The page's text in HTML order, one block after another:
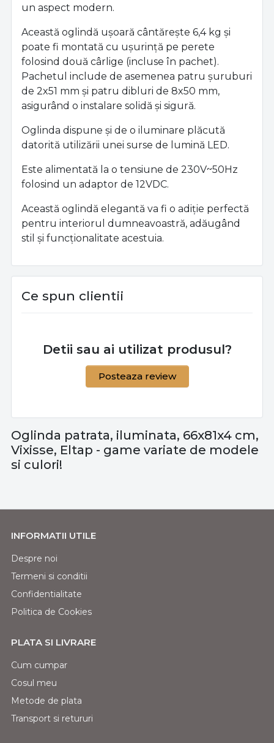
un aspect modern.
Această oglindă ușoară cântărește 6,4 kg și
poate fi montată cu ușurință pe perete
folosind două cârlige (incluse în pachet).
Pachetul include de asemenea patru șuruburi
de 2x51 mm și patru dibluri de 8x50 mm,
asigurând o instalare solidă și sigură.
Oglinda dispune și de o iluminare plăcută
datorită utilizării unei surse de lumină LED.
Este alimentată la o tensiune de 230V~50Hz
folosind un adaptor de 12VDC.
Această oglindă elegantă va fi o adiție perfectă
pentru interiorul dumneavoastră, adăugând
stil și funcționalitate acestuia.
Ce spun clientii
Detii sau ai utilizat produsul?
Posteaza review
Oglinda patrata, iluminata, 66x81x4 cm,
Vixisse, Eltap - game variate de modele
si culori!
INFORMATII UTILE
Despre noi
Termeni si conditii
Confidentialitate
Politica de Cookies
PLATA SI LIVRARE
Cum cumpar
Cosul meu
Metode de plata
Transport si retururi